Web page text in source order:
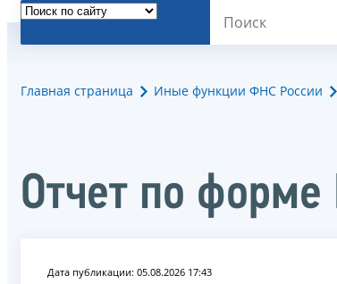
Главная страница Иные функции ФНС России
Отчет по
Дата публикации: 05.08.2026 17:43